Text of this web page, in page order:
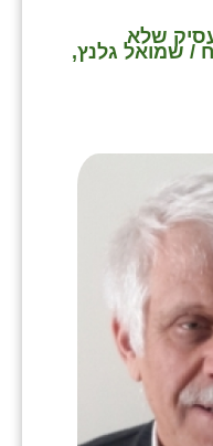
₪ למעסיק שלא
/ שמואל גלנץ,